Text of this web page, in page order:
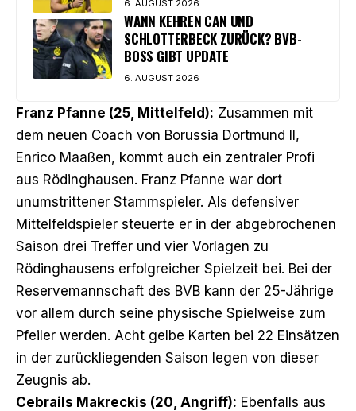
6. AUGUST 2026
WANN KEHREN CAN UND
SCHLOTTERBECK ZURÜCK? BVB-
BOSS GIBT UPDATE
6. AUGUST 2026
Franz Pfanne (25, Mittelfeld): Zusammen mit
dem neuen Coach von Borussia Dortmund II,
Enrico Maaßen, kommt auch ein zentraler Profi
aus Rödinghausen. Franz Pfanne war dort
unumstrittener Stammspieler. Als defensiver
Mittelfeldspieler steuerte er in der abgebrochenen
Saison drei Treffer und vier Vorlagen zu
Rödinghausens erfolgreicher Spielzeit bei. Bei der
Reservemannschaft des BVB kann der 25-Jährige
vor allem durch seine physische Spielweise zum
Pfeiler werden. Acht gelbe Karten bei 22 Einsätzen
in der zurückliegenden Saison legen von dieser
Zeugnis ab.
Cebrails Makreckis (20, Angriff): Ebenfalls aus